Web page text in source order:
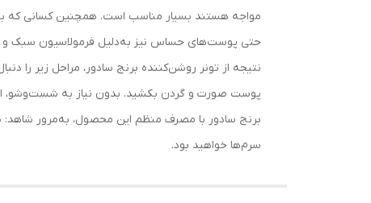
مواجه هستند بسیار مناسب است. همچنین کسانی که به
حتی پوست‌های حساس نیز به‌دلیل فرمولاسیون سبک و
نتیجه از تونر روشن‌کننده برنج سادور، مراحل زیر را
پوست صورت و گردن بکشید. بدون نیاز به شست‌وشو،
برنج سادور با مصرف منظم این محصول، به‌مرور
سرم‌ها خواهید بود.